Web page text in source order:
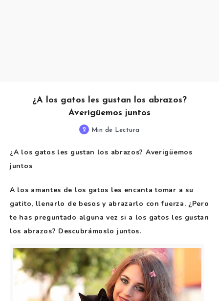
¿A los gatos les gustan los abrazos?
Averigüemos juntos
2 Min de Lectura
¿A los gatos les gustan los abrazos? Averigüemos
juntos
A los amantes de los gatos les encanta tomar a su
gatito, llenarlo de besos y abrazarlo con fuerza. ¿Pero
te has preguntado alguna vez si a los gatos les gustan
los abrazos? Descubrámoslo juntos.